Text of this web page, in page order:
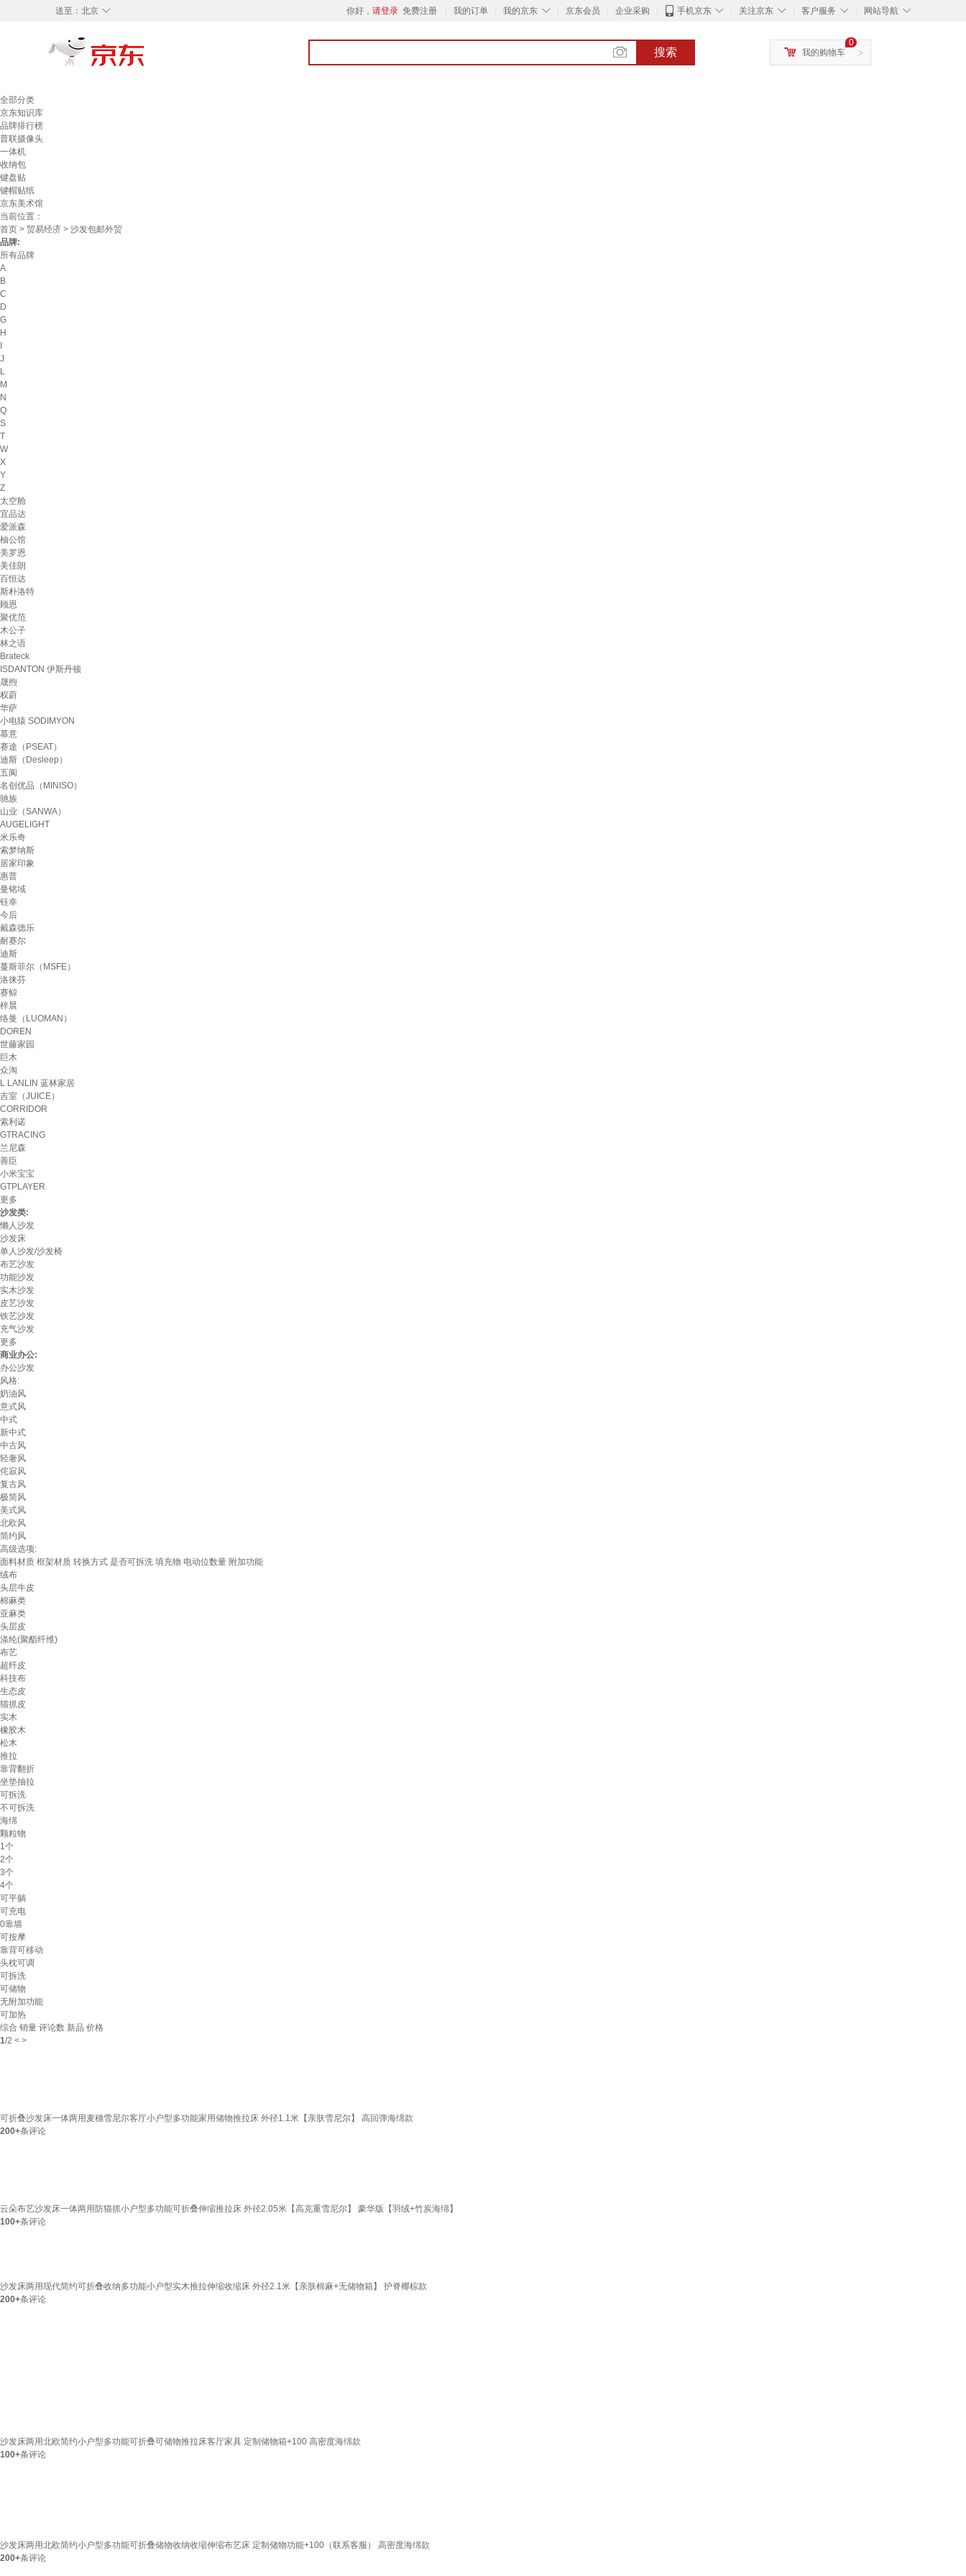
◇
送至： 北京 你好， 请登录 免费注册 我的订单 ◇
我的京东 京东会员 企业采购 ◇
手机京东 ◇
关注京东 ◇
客户服务 ◇
网站导航
搜索 >
0
我的购物车
全部分类
京东知识库
品牌排行榜
普联摄像头
一体机
收纳包
键盘贴
键帽贴纸
京东美术馆
当前位置：
首页 > 贸易经济 > 沙发包邮外贸
品牌:
所有品牌
A
B
C
D
G
H
J
L
M
N
Q
S
T
W
X
Y
Z
太空舱
宜品达
爱派森
柚公馆
美罗恩
美佳朗
百恒达
斯朴洛特
顾恩
聚优范
木公子
林之语
Brateck
ISDANTON 伊斯丹顿
晟煦
权蔚
华萨
小电猿 SODIMYON
慕意
赛途（PSEAT）
迪斯（Desleep）
五阆
名创优品（MINISO）
驰族
山业（SANWA）
AUGELIGHT
米乐奇
索梦纳斯
居家印象
惠普
曼铭域
钰幸
今后
戴森德乐
耐赛尔
迪斯
蔓斯菲尔（MSFE）
洛徕芬
赛鲸
梓晨
络曼（LUOMAN）
DOREN
世藤家园
巨木
众淘
L LANLIN 蓝林家居
吉室（JUICE）
CORRIDOR
索利诺
GTRACING
兰尼森
善臣
小米宝宝
GTPLAYER
更多
沙发类:
懒人沙发
沙发床
单人沙发/沙发椅
布艺沙发
功能沙发
实木沙发
皮艺沙发
铁艺沙发
充气沙发
更多
商业办公:
办公沙发
风格:
奶油风
意式风
中式
新中式
中古风
轻奢风
侘寂风
复古风
极简风
美式风
北欧风
简约风
高级选项:
面料材质 框架材质 转换方式 是否可拆洗 填充物 电动位数量 附加功能
绒布
头层牛皮
棉麻类
亚麻类
头层皮
涤纶(聚酯纤维)
布艺
超纤皮
科技布
生态皮
猫抓皮
实木
橡胶木
松木
推拉
靠背翻折
坐垫抽拉
可拆洗
不可拆洗
海绵
颗粒物
1个
2个
3个
4个
可平躺
可充电
0靠墙
可按摩
靠背可移动
头枕可调
可拆洗
可储物
无附加功能
可加热
综合 销量 评论数 新品 价格
1/2 < >
可折叠沙发床一体两用麦穗雪尼尔客厅小户型多功能家用储物推拉床 外径1.1米【亲肤雪尼尔】 高回弹海绵款
200+条评论
云朵布艺沙发床一体两用防猫抓小户型多功能可折叠伸缩推拉床 外径2.05米【高克重雪尼尔】 豪华版【羽绒+竹炭海绵】
100+条评论
沙发床两用现代简约可折叠收纳多功能小户型实木推拉伸缩收缩床 外径2.1米【亲肤棉麻+无储物箱】 护脊椰棕款
200+条评论
沙发床两用北欧简约小户型多功能可折叠可储物推拉床客厅家具 定制储物箱+100 高密度海绵款
100+条评论
沙发床两用北欧简约小户型多功能可折叠储物收纳收缩伸缩布艺床 定制储物功能+100（联系客服） 高密度海绵款
200+条评论